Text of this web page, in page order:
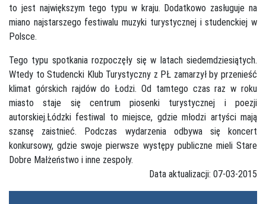
to jest największym tego typu w kraju. Dodatkowo zasługuje na
miano najstarszego festiwalu muzyki turystycznej i studenckiej w
Polsce.
Tego typu spotkania rozpoczęły się w latach siedemdziesiątych.
Wtedy to Studencki Klub Turystyczny z PŁ zamarzył by przenieść
klimat górskich rajdów do Łodzi. Od tamtego czas raz w roku
miasto staje się centrum piosenki turystycznej i poezji
autorskiej.Łódzki festiwal to miejsce, gdzie młodzi artyści mają
szansę zaistnieć. Podczas wydarzenia odbywa się koncert
konkursowy, gdzie swoje pierwsze występy publiczne mieli Stare
Dobre Małżeństwo i inne zespoły.
Data aktualizacji: 07-03-2015